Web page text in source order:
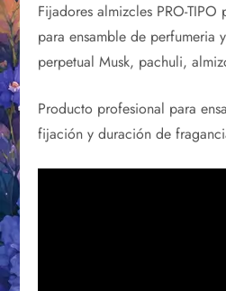
Fijadores almizcles PRO-
para ensamble de perfumeria
perpetual Musk, pachuli,
Producto profesional para
fijación y duración de